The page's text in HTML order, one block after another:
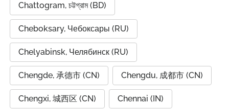
Chattogram, চট্টগ্রাম (BD)
Cheboksary, Чебоксары (RU)
Chelyabinsk, Челябинск (RU)
Chengde, 承德市 (CN) Chengdu, 成都市 (CN)
Chengxi, 城西区 (CN) Chennai (IN)